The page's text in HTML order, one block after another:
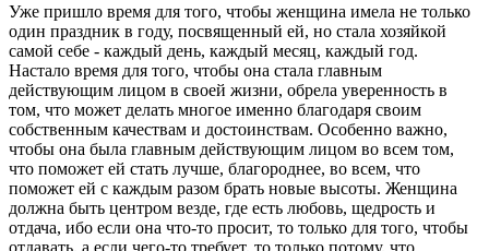
Уже пришло время для того, чтобы женщина имела не только
один праздник в году, посвященный ей, но стала хозяйкой
самой себе - каждый день, каждый месяц, каждый год.
Настало время для того, чтобы она стала главным
действующим лицом в своей жизни, обрела уверенность в
том, что может делать многое именно благодаря своим
собственным качествам и достоинствам. Особенно важно,
чтобы она была главным действующим лицом во всем том,
что поможет ей стать лучше, благороднее, во всем, что
поможет ей с каждым разом брать новые высоты. Женщина
должна быть центром везде, где есть любовь, щедрость и
отдача, ибо если она что-то просит, то только для того, чтобы
отдавать, а если чего-то требует, то только потому, что